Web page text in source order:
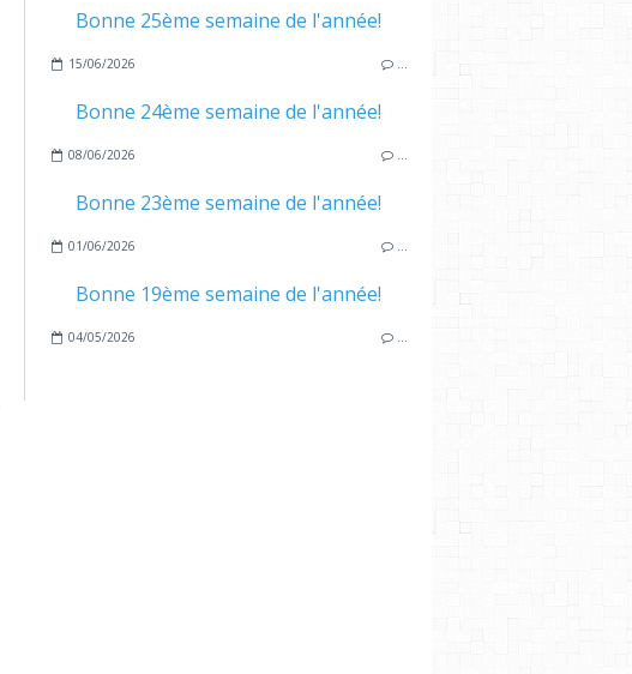
Bonne 25ème semaine de l'année!
15/06/2026 …
Bonne 24ème semaine de l'année!
08/06/2026 …
Bonne 23ème semaine de l'année!
01/06/2026 …
Bonne 19ème semaine de l'année!
04/05/2026 …